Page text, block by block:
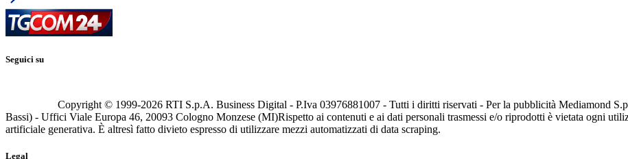
Seguici su
Copyright © 1999-2026 RTI S.p.A. Business Digital - P.Iva 03976881007 - Tutti i diritti riservati - Per la pubblicità Mediamond
Bassi) - Uffici Viale Europa 46, 20093 Cologno Monzese (MI)Rispetto ai contenuti e ai dati personali trasmessi e/o riprodotti è vietata ogni
artificiale generativa. È altresì fatto divieto espresso di utilizzare mezzi automatizzati di data scraping.
Legal